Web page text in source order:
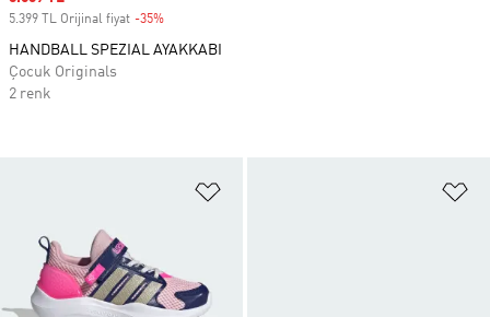
5.399 TL Orijinal fiyat -35%
HANDBALL SPEZIAL AYAKKABI
Çocuk Originals
2 renk